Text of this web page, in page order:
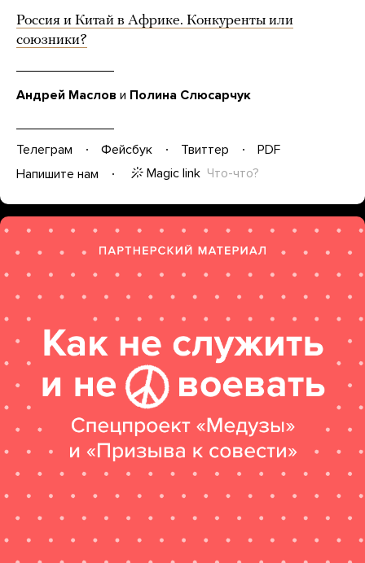
Россия и Китай в Африке. Конкуренты или
союзники?
Андрей Маслов и Полина Слюсарчук
Телеграм Фейсбук Твиттер
PDF
Напишите нам
Magic link Что-что?